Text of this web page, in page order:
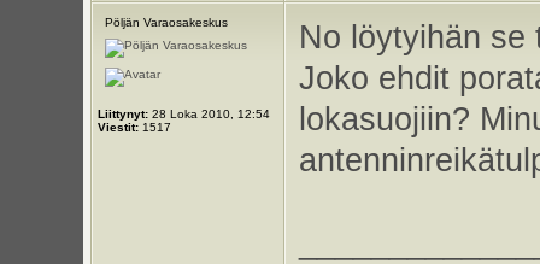
Pöljän Varaosakeskus
Liittynyt:28 Loka 2010, 12:54
Viestit:1517
No löytyihän se
Joko ehdit
lokasuojiin?